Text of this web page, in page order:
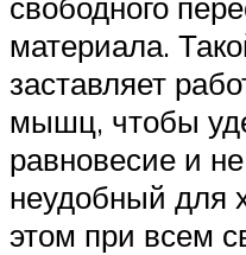
материала.
заставляет
мышц, чтобы
равновесие и
неудобный для
этом при всем